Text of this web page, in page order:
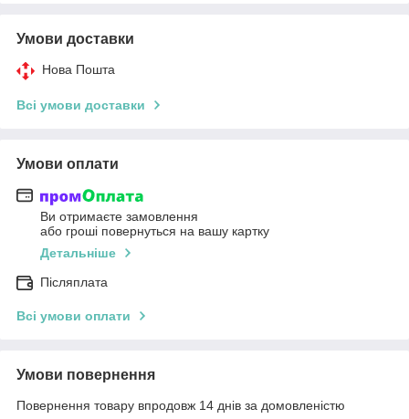
Умови доставки
Нова Пошта
Всі умови доставки
Умови оплати
Ви отримаєте замовлення
або гроші повернуться на вашу картку
Детальніше
Післяплата
Всі умови оплати
Умови повернення
Повернення товару впродовж 14 днів за домовленістю